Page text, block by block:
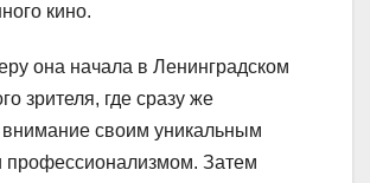
кино.
она начала в Ленинградском
зрителя, где сразу же
внимание своим уникальным
профессионализмом. Затем